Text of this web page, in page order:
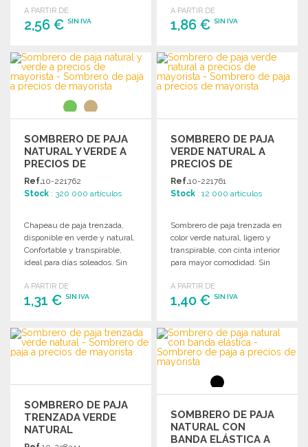
A PARTIR DE
2,56 € SIN IVA
PEDIR
Solicitar un presupuesto
A PARTIR DE
1,86 €SIN IVA
PEDIR
Solicitar un presupuesto
SOMBRERO DE PAJA
NATURAL Y VERDE A
PRECIOS DE
MAYORISTA
Ref.10-221762
Stock : 320 000 artículos
Chapeau de paja trenzada,
disponible en verde y natural.
Confortable y transpirable,
ideal para días soleados. Sin
A PARTIR DE
1,31 € SIN IVA
PEDIR
Solicitar un presupuesto
SOMBRERO DE PAJA
VERDE NATURAL A
PRECIOS DE
MAYORISTA
Ref.10-221761
Stock : 12 000 artículos
Sombrero de paja trenzada en
color verde natural, ligero y
transpirable, con cinta interior
para mayor comodidad. Sin
A PARTIR DE
1,40 €SIN IVA
PEDIR
Solicitar un presupuesto
SOMBRERO DE PAJA
TRENZADA VERDE
NATURAL
SOMBRERO DE PAJA
NATURAL CON
BANDA ELÁSTICA A